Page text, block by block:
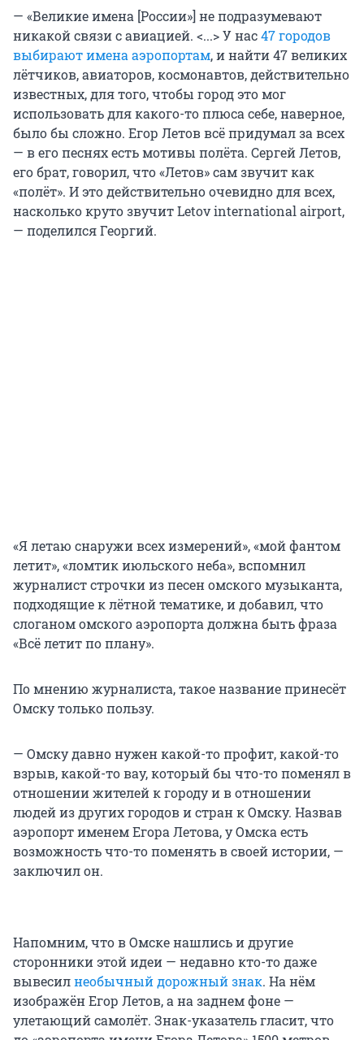
— «Великие имена [России»] не подразумевают
никакой связи с авиацией. <...> У нас47 городов
выбирают имена аэропортам, и найти 47 великих
лётчиков, авиаторов, космонавтов, действительно
известных, для того, чтобы город это мог
использовать для какого-то плюса себе, наверное,
было бы сложно. Егор Летов всё придумал за всех
— в его песнях есть мотивы полёта. Сергей Летов,
его брат, говорил, что «Летов» сам звучит как
«полёт». И это действительно очевидно для всех,
насколько круто звучит Letov international airport,
— поделился Георгий.
«Я летаю снаружи всех измерений», «мой фантом
летит», «ломтик июльского неба», вспомнил
журналист строчки из песен омского музыканта,
подходящие к лётной тематике, и добавил, что
слоганом омского аэропорта должна быть фраза
«Всё летит по плану».
По мнению журналиста, такое название принесёт
Омску только пользу.
— Омску давно нужен какой-то профит, какой-то
взрыв, какой-то вау, который бы что-то поменял в
отношении жителей к городу и в отношении
людей из других городов и стран к Омску. Назвав
аэропорт именем Егора Летова, у Омска есть
возможность что-то поменять в своей истории, —
заключил он.
Напомним, что в Омске нашлись и другие
сторонники этой идеи — недавно кто-то даже
вывесилнеобычный дорожный знак. На нём
изображён Егор Летов, а на заднем фоне —
улетающий самолёт. Знак-указатель гласит, что